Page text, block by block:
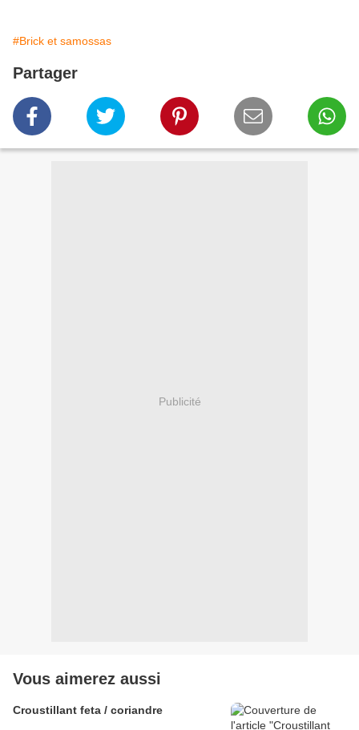
#Brick et samossas
Partager
Publicité
Vous aimerez aussi
Croustillant feta / coriandre